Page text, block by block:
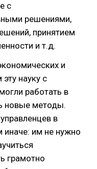
с
решениями,
принятием
и т.д.
и
науку с
работать в
новые методы.
в
им не нужно
грамотно